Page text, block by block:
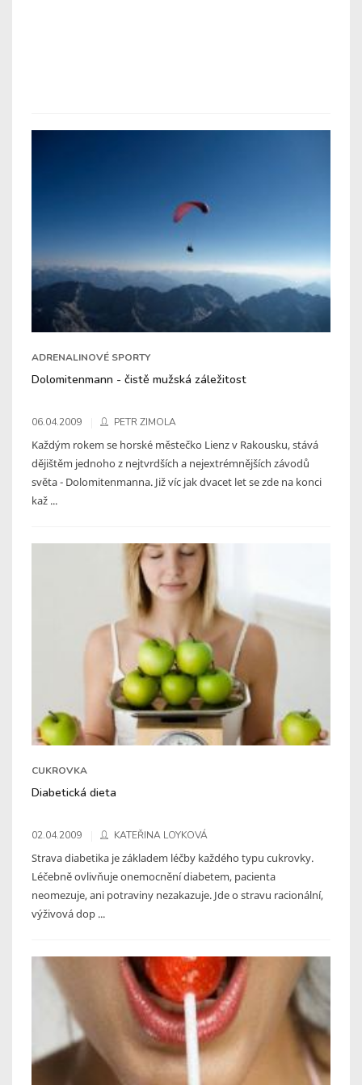
ADRENALINOVÉ SPORTY
Dolomitenmann - čistě mužská záležitost
06.04.2009 PETR ZIMOLA
Každým rokem se horské městečko Lienz v Rakousku, stává
dějištěm jednoho z nejtvrdších a nejextrémnějších závodů
světa - Dolomitenmanna. Již víc jak dvacet let se zde na konci
kaž ...
CUKROVKA
Diabetická dieta
02.04.2009 KATEŘINA LOYKOVÁ
Strava diabetika je základem léčby každého typu cukrovky.
Léčebně ovlivňuje onemocnění diabetem, pacienta
neomezuje, ani potraviny nezakazuje. Jde o stravu racionální,
výživová dop ...